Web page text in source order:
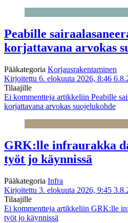
Peabille
korjattavana arvokas
Pääkategoria Korjausrakentaminen
Kirjoitettu 6. elokuuta 2026, 8:46
Tilaajille
Ei kommentteja artikkeliin Peabille
korjattavana arvokas suojelukohde
GRK:lle infraurakka
työt jo käynnissä
Pääkategoria Infra
Kirjoitettu 3. elokuuta 2026, 9:45
Tilaajille
Ei kommentteja artikkeliin GRK:lle
työt jo käynnissä